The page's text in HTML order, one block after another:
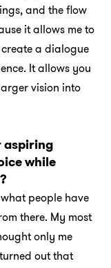
and the flow
it allows me to
a dialogue
It allows you
vision into
aspiring
while
people have
there. My most
only me
out that